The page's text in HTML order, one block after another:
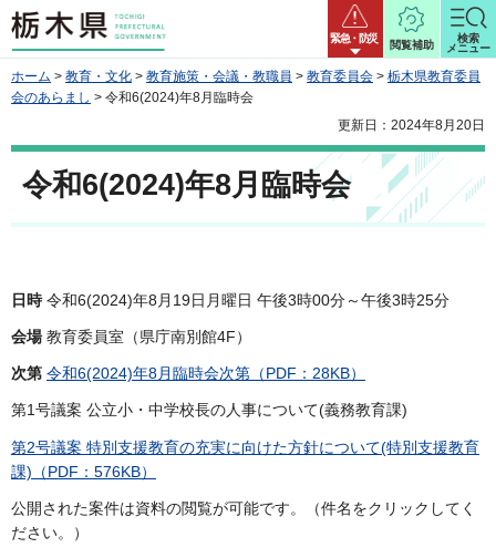
栃木県 緊急・防災
閲覧補助
検索
メニュー
ホーム > 教育・文化 > 教育施策・会議・教職員 > 教育委員会 > 栃木県教育委員
会のあらまし > 令和6(2024)年8月臨時会
更新日：2024年8月20日
令和6(2024)年8月臨時会
日時令和6(2024)年8月19日月曜日 午後3時00分～午後3時25分
会場教育委員室（県庁南別館4F）
次第 令和6(2024)年8月臨時会次第（PDF：28KB）
第1号議案 公立小・中学校長の人事について(義務教育課)
第2号議案 特別支援教育の充実に向けた方針について(特別支援教育
課)（PDF：576KB）
公開された案件は資料の閲覧が可能です。（件名をクリックしてく
ださい。）